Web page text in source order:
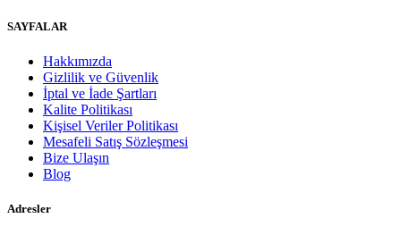
SAYFALAR
Hakkımızda
Gizlilik ve Güvenlik
İptal ve İade Şartları
Kalite Politikası
Kişisel Veriler Politikası
Mesafeli Satış Sözleşmesi
Bize Ulaşın
Blog
Adresler